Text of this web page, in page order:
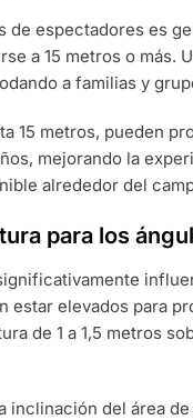
de espectadores es
a 15 metros o más.
a familias y
15 metros, pueden
mejorando la
alrededor del
para los
estar elevados para
de 1 a 1,5 metros
inclinación del área